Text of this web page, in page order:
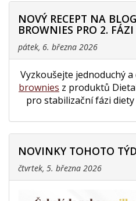
NOVÝ RECEPT NA
BROWNIES PRO 2. FÁZI
pátek, 6. března 2026
Vyzkoušejte jednoduchý
brownies z produktů
pro stabilizační fázi
NOVINKY TOHOTO
čtvrtek, 5. března 2026